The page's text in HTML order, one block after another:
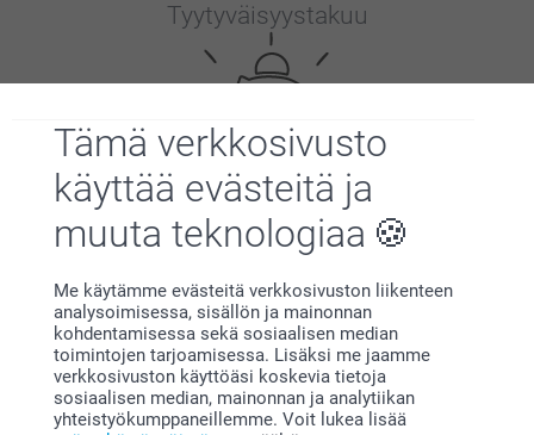
Tämä verkkosivusto
käyttää evästeitä ja
muuta teknologiaa
Me käytämme evästeitä verkkosivuston liikenteen
analysoimisessa, sisällön ja mainonnan
kohdentamisessa sekä sosiaalisen median
toimintojen tarjoamisessa. Lisäksi me jaamme
verkkosivuston käyttöäsi koskevia tietoja
sosiaalisen median, mainonnan ja analytiikan
yhteistyökumppaneillemme. Voit lukea lisää
Tyytyväisyystakuu
Bonusta kaikista tilauksista